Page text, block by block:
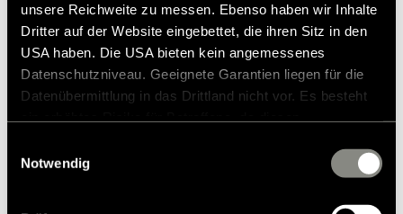
unsere Reichweite zu messen. Ebenso haben wir Inhalte
Dritter auf der Website eingebettet, die ihren Sitz in den
USA haben. Die USA bieten kein angemessenes
Datenschutzniveau. Geeignete Garantien liegen für die
Datenübermittlung in das Drittland nicht vor. Es besteht
zustehen. Eingesetzte Dienstleister können Daten für
zusammenführen. Weitere Informationen finden Sie in
Notwendig
Électronique :
de la batterie de bord à la télévision de
camping en passant par les appareils de
cuisine
camping-car est
la bonne manipulation de la